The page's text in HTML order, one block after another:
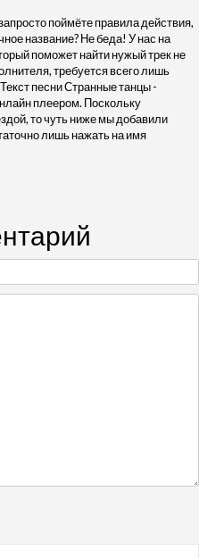
поймёте правила действия,
название? Не беда! У нас на
поможет найти нужый трек не
требуется всего лишь
песни Странные танцы -
плеером. Поскольку
то чуть ниже мы добавили
лишь нажать на имя